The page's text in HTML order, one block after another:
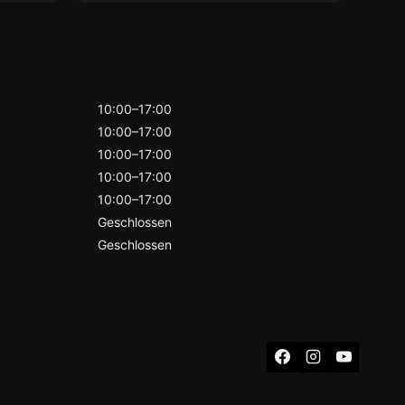
10:00–17:00
10:00–17:00
10:00–17:00
10:00–17:00
10:00–17:00
Geschlossen
Geschlossen